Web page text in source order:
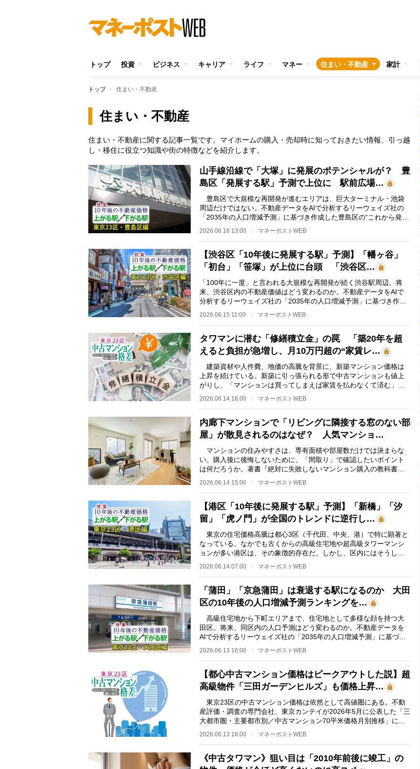
トップ 投資 ビジネス キャリア ライフ マネー 住まい・不動産 家計
トップ 住まい・不動産
住まい・不動産
住まい・不動産に関する記事一覧です。マイホームの購入・売却時に知っておきたい情報、引っ越
し・移住に役立つ知識や街の特徴などを紹介します。
山手線沿線で「大塚」に発展のポテンシャルが？ 豊
島区「発展する駅」予測で上位に 駅前広場…
豊島区で大規模な再開発が進むエリアは、巨大ターミナル・池袋
周辺だけではない。不動産データをAIで分析するリーウェイズ社の
「2035年の人口増減予測」に基づき作成した豊島区の“これから発展
2026.06.16 13:00 マネーポストWEB
【渋谷区「10年後に発展する駅」予測】「幡ヶ谷」
「初台」「笹塚」が上位に台頭 「渋谷区…
「100年に一度」と言われる大規模な再開発が続く渋谷駅周辺。将
来、渋谷区内の不動産価値はどう変わるのか。不動産データをAIで
分析するリーウェイズ社の「2035年の人口増減予測」に基づき作成
2026.06.15 11:00 マネーポストWEB
タワマンに潜む「修繕積立金」の罠 「築20年を超
えると負担が急増し、月10万円超の“家賃レ…
建築資材や人件費、地価の高騰を背景に、新築マンション価格は
上昇を続けている。新築に引っ張られる形で中古マンションも値上
がりし、「マンションは買ってしまえば家賃を払わなくて済む」
2026.06.14 16:00 マネーポストWEB
内廊下マンションで「リビングに隣接する窓のない部
屋」が散見されるのはなぜ？ 人気マンショ…
マンションの住みやすさは、専有面積や部屋数だけでは決まらな
い。購入後に後悔しないために、「間取り」で確認したいポイント
は何だろうか。著書『絶対に失敗しないマンション購入の教科書』
2026.06.14 15:00 マネーポストWEB
【港区「10年後に発展する駅」予測】「新橋」「汐
留」「虎ノ門」が全国のトレンドに逆行し…
東京の住宅価格高騰は都心3区（千代田、中央、港）で特に顕著と
なっている。なかでも古くからの高級住宅地や超高級タワーマンシ
ョンが多い港区は、その象徴的存在だ。しかし、区内にはそうした
2026.06.14 07:00 マネーポストWEB
「蒲田」「京急蒲田」は衰退する駅になるのか 大田
区の10年後の人口増減予測ランキングを…
高級住宅地から下町エリアまで、住宅地として多様な顔を持つ大
田区。将来、同区内の人口予測はどう変わるのか。不動産データを
AIで分析するリーウェイズ社の「2035年の人口増減予測」に基づき
2026.06.13 16:00 マネーポストWEB
【都心中古マンション価格はピークアウトした説】超
高級物件「三田ガーデンヒルズ」も価格上昇…
東京23区の中古マンション価格は依然として高値圏にある。不動
産評価・調査の専門会社、東京カンテイが2026年5月に公表した「三
大都市圏・主要都市別／中古マンション70平米価格月別推移」によ
2026.06.13 16:00 マネーポストWEB
《中古タワマン》狙い目は「2010年前後に竣工」の